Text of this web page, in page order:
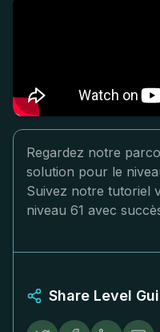
Regardez notre
solution pour le
Suivez notre tutoriel
niveau 61 avec
Share Level